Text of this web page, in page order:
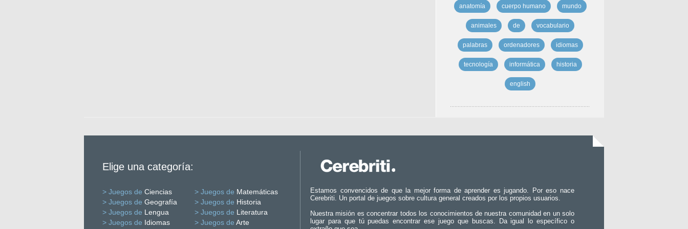
anatomía cuerpo humano mundo
animales de vocabulario
palabras ordenadores idiomas
tecnología informática historia
english
Elige una categoría:
> Juegos de Ciencias > Juegos de Matemáticas
> Juegos de Geografía > Juegos de Historia
> Juegos de Lengua > Juegos de Literatura
> Juegos de Idiomas > Juegos de Arte
Estamos convencidos de que la mejor forma de aprender es jugando. Por eso nace
Cerebriti. Un portal de juegos sobre cultura general creados por los propios usuarios.
Nuestra misión es concentrar todos los conocimientos de nuestra comunidad en un solo
lugar para que tú puedas encontrar ese juego que buscas. Da igual lo específico o